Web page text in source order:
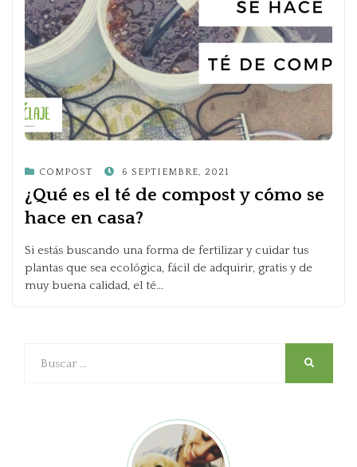
COMPOST
POSTED
ON
6 SEPTIEMBRE, 2021
¿Qué es el té de compost y cómo se
hace en casa?
Si estás buscando una forma de fertilizar y cuidar tus
plantas que sea ecológica, fácil de adquirir, gratis y de
muy buena calidad, el té…